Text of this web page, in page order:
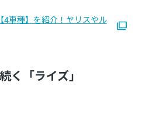
4車種】を紹介！ヤリスやル
く「ライズ」